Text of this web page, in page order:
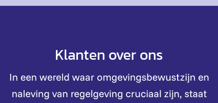
Klanten over ons
In een wereld waar omgevingsbewustzijn en
naleving van regelgeving cruciaal zijn, staat